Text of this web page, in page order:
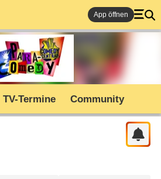
App öffnen
TV-Termine Community